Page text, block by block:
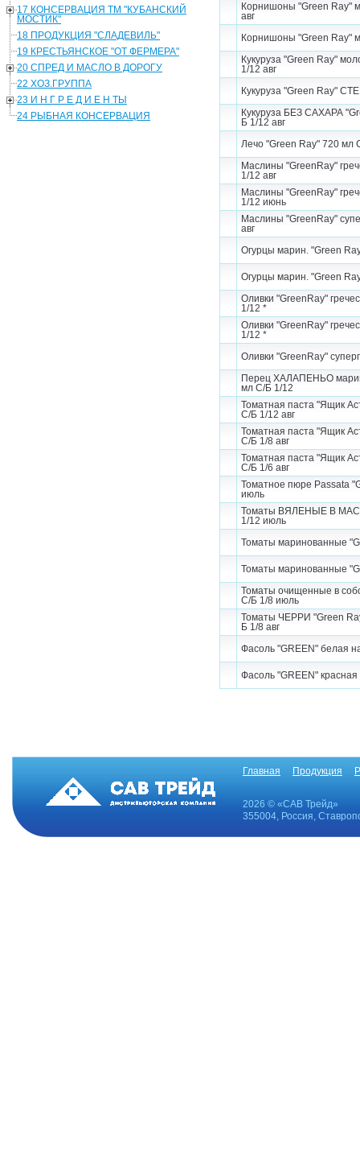
17 КОНСЕРВАЦИЯ ТМ "КУБАНСКИЙ
МОСТИК"
18 ПРОДУКЦИЯ "СЛАДЕВИЛЬ"
19 КРЕСТЬЯНСКОЕ "ОТ ФЕРМЕРА"
20 СПРЕД И МАСЛО В ДОРОГУ
22 ХОЗ.ГРУППА
23 И Н Г Р Е Д И Е Н ТЫ
24 РЫБНАЯ КОНСЕРВАЦИЯ
Корнишоны "Green Ray"
авг
Корнишоны "Green Ray"
Кукуруза "Green Ray"
1/12 авг
Кукуруза "Green Ray"
Кукуруза БЕЗ САХАРА
Б 1/12 авг
Лечо "Green Ray" 720 мл
Маслины "GreenRay"
1/12 авг
Маслины "GreenRay"
1/12 июнь
Маслины "GreenRay"
авг
Огурцы марин. "Green
Огурцы марин. "Green
Оливки "GreenRay"
1/12 *
Оливки "GreenRay"
1/12 *
Оливки "GreenRay"
Перец ХАЛАПЕНЬО
мл С/Б 1/12
Томатная паста "Ящик
С/Б 1/12 авг
Томатная паста "Ящик
С/Б 1/8 авг
Томатная паста "Ящик
С/Б 1/6 авг
Томатное пюре Passata
июль
Томаты ВЯЛЕНЫЕ В
1/12 июль
Томаты маринованные
Томаты маринованные
Томаты очищенные в
С/Б 1/8 июль
Томаты ЧЕРРИ "Green
Б 1/8 авг
Фасоль "GREEN" белая
Фасоль "GREEN"
Главная Продукция
2026 © «САВ Трейд»
355004, Россия,